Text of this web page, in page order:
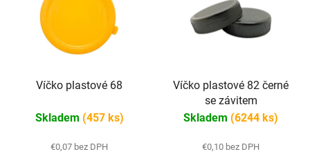
Víčko plastové 68
Skladem (457 ks)
€0,07 bez DPH
Víčko plastové 82 černé
se závitem
Skladem (6244 ks)
€0,10 bez DPH